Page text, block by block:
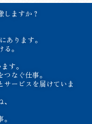
しますか？
あります。
。
す。
なぐ仕事。
ービスを届けていま